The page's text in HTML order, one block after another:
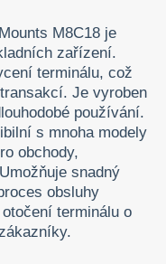
M8C18 je
zařízení.
terminálu, což
Je vyroben
používání.
s mnoha modely
obchody,
snadný
obsluhy
terminálu o